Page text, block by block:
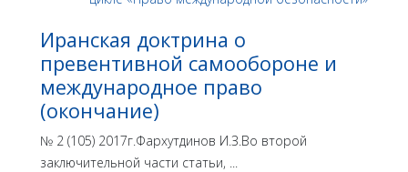
Иранская доктрина о
превентивной самообороне и
международное право
(окончание)
№ 2 (105) 2017г.Фархутдинов И.З.Во второй
заключительной части статьи, ...